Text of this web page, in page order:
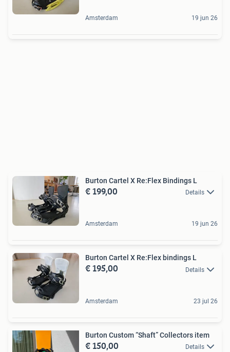
Amsterdam 19 jun 26
Burton Cartel X Re:Flex Bindings L
€ 199,00 Details
Amsterdam 19 jun 26
Burton Cartel X Re:Flex bindings L
€ 195,00 Details
Amsterdam 23 jul 26
Burton Custom “Shaft” Collectors item
€ 150,00 Details